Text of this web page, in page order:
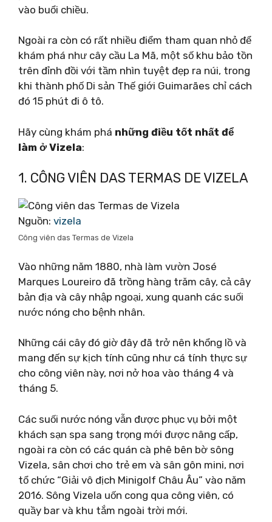
vào buổi chiều.
Ngoài ra còn có rất nhiều điểm tham quan nhỏ để
khám phá như cây cầu La Mã, một số khu bảo tồn
trên đỉnh đồi với tầm nhìn tuyệt đẹp ra núi, trong
khi thành phố Di sản Thế giới Guimarães chỉ cách
đó 15 phút đi ô tô.
Hãy cùng khám phá những điều tốt nhất để
làm ở Vizela:
1. CÔNG VIÊN DAS TERMAS DE VIZELA
Nguồn: vizela
Công viên das Termas de Vizela
Vào những năm 1880, nhà làm vườn José
Marques Loureiro đã trồng hàng trăm cây, cả cây
bản địa và cây nhập ngoại, xung quanh các suối
nước nóng cho bệnh nhân.
Những cái cây đó giờ đây đã trở nên khổng lồ và
mang đến sự kịch tính cũng như cá tính thực sự
cho công viên này, nơi nở hoa vào tháng 4 và
tháng 5.
Các suối nước nóng vẫn được phục vụ bởi một
khách sạn spa sang trọng mới được nâng cấp,
ngoài ra còn có các quán cà phê bên bờ sông
Vizela, sân chơi cho trẻ em và sân gôn mini, nơi
tổ chức “Giải vô địch Minigolf Châu Âu” vào năm
2016. Sông Vizela uốn cong qua công viên, có
quầy bar và khu tắm ngoài trời mới.